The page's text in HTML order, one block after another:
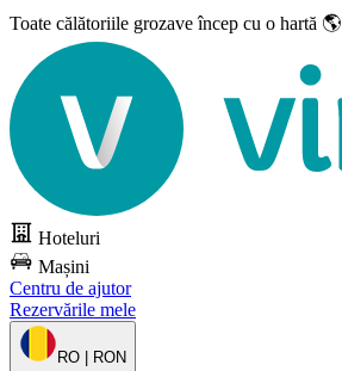
Toate călătoriile grozaveîncep cu o hartă 🌎
Hoteluri
Mașini
Centru de ajutor
Rezervările mele
RO | RON